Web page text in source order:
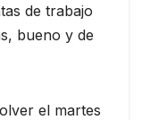
de trabajo
bueno y de
el martes